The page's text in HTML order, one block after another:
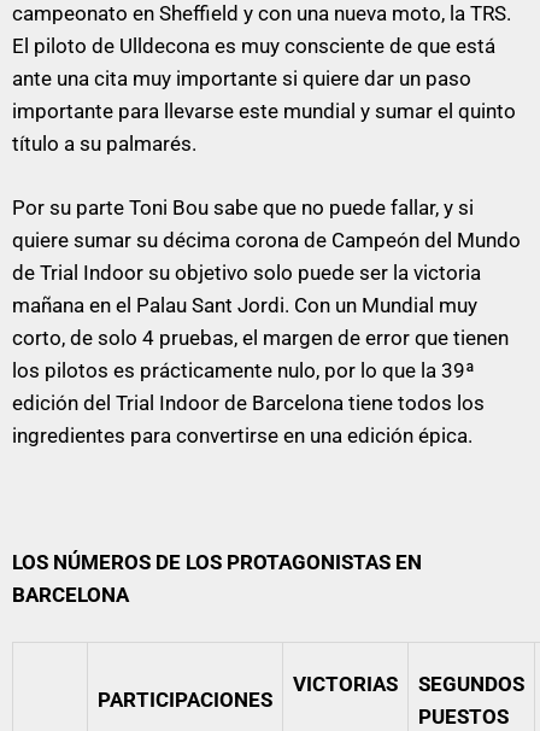
campeonato en Sheffield y con una nueva moto, la TRS.
El piloto de Ulldecona es muy consciente de que está
ante una cita muy importante si quiere dar un paso
importante para llevarse este mundial y sumar el quinto
título a su palmarés.
Por su parte Toni Bou sabe que no puede fallar, y si
quiere sumar su décima corona de Campeón del Mundo
de Trial Indoor su objetivo solo puede ser la victoria
mañana en el Palau Sant Jordi. Con un Mundial muy
corto, de solo 4 pruebas, el margen de error que tienen
los pilotos es prácticamente nulo, por lo que la 39ª
edición del Trial Indoor de Barcelona tiene todos los
ingredientes para convertirse en una edición épica.
LOS NÚMEROS DE LOS PROTAGONISTAS EN
BARCELONA
PARTICIPACIONES
VICTORIAS
SEGUNDOS
PUESTOS